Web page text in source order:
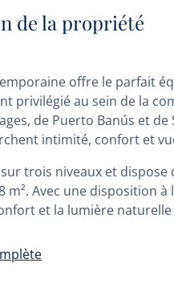
de la propriété
offre le parfait
privilégié au sein de la
de Puerto Banús et
intimité, confort et
sur trois niveaux et
m². Avec une disposition
et la lumière naturelle